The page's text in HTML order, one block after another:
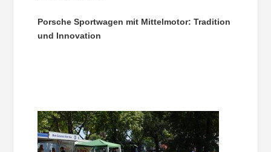
Porsche Sportwagen mit Mittelmotor: Tradition
und Innovation